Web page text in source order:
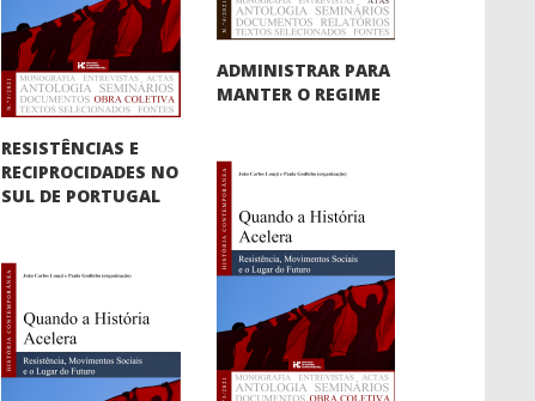
ADMINISTRAR PARA
MANTER O REGIME
RESISTÊNCIAS E
RECIPROCIDADES NO
SUL DE PORTUGAL